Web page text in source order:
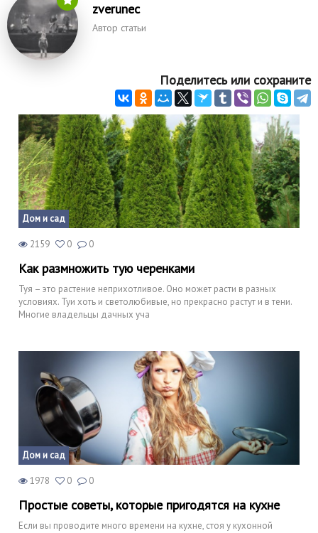
zverunec
Автор статьи
Поделитесь или сохраните
Дом и сад
2159 0 0
Как размножить тую черенками
Туя – это растение неприхотливое. Оно может расти в разных
условиях. Туи хоть и светолюбивые, но прекрасно растут и в тени.
Многие владельцы дачных уча
Дом и сад
1978 0 0
Простые советы, которые пригодятся на кухне
Если вы проводите много времени на кухне, стоя у кухонной